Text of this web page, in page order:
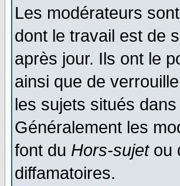
Les modérateurs
dont le travail est de
après jour. Ils ont le
ainsi que de
les sujets situés
Généralement les
font du Hors-sujetou
diffamatoires.